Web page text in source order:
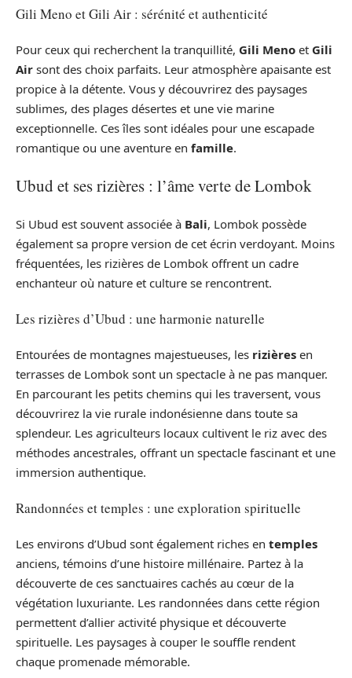
Gili Meno et Gili Air : sérénité et authenticité
Pour ceux qui recherchent la tranquillité, Gili Meno et Gili
Air sont des choix parfaits. Leur atmosphère apaisante est
propice à la détente. Vous y découvrirez des paysages
sublimes, des plages désertes et une vie marine
exceptionnelle. Ces îles sont idéales pour une escapade
romantique ou une aventure en famille.
Ubud et ses rizières : l’âme verte de Lombok
Si Ubud est souvent associée à Bali, Lombok possède
également sa propre version de cet écrin verdoyant. Moins
fréquentées, les rizières de Lombok offrent un cadre
enchanteur où nature et culture se rencontrent.
Les rizières d’Ubud : une harmonie naturelle
Entourées de montagnes majestueuses, les rizières en
terrasses de Lombok sont un spectacle à ne pas manquer.
En parcourant les petits chemins qui les traversent, vous
découvrirez la vie rurale indonésienne dans toute sa
splendeur. Les agriculteurs locaux cultivent le riz avec des
méthodes ancestrales, offrant un spectacle fascinant et une
immersion authentique.
Randonnées et temples : une exploration spirituelle
Les environs d’Ubud sont également riches en temples
anciens, témoins d’une histoire millénaire. Partez à la
découverte de ces sanctuaires cachés au cœur de la
végétation luxuriante. Les randonnées dans cette région
permettent d’allier activité physique et découverte
spirituelle. Les paysages à couper le souffle rendent
chaque promenade mémorable.